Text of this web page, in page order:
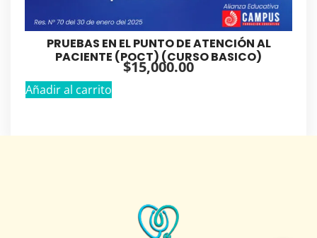
PRUEBAS EN EL PUNTO DE ATENCIÓN AL
PACIENTE (POCT) (CURSO BASICO)
$15,000.00
Añadir al carrito